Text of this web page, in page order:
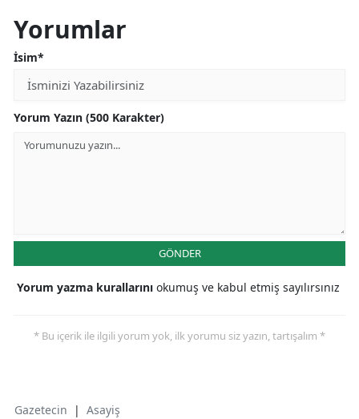
Yorumlar
İsim*
Yorum Yazın (500 Karakter)
GÖNDER
Yorum yazma kurallarını okumuş ve kabul etmiş sayılırsınız
* Bu içerik ile ilgili yorum yok, ilk yorumu siz yazın, tartışalım *
Gazetecin | Asayiş